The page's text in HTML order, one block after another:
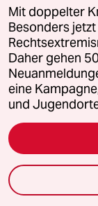
Feedback
Aboservice
ePaper Login
Downloads für
© 2026 taz
Alle Rechte
wenden Sie sich
Mit doppelter
Besonders
Daher gehen
eine
und